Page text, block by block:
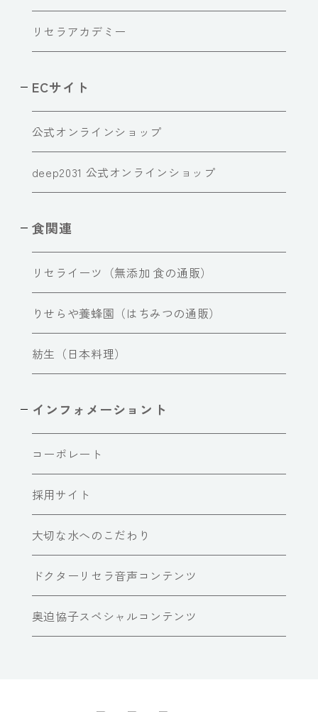
リセラアカデミー
ECサイト
公式オンラインショップ
deep2031 公式オンラインショップ
食関連
リセライーツ（無添加 食の通販）
りせらや養蜂園（はちみつの通販）
紡生（日本料理）
インフォメーショント
コーポレート
採用サイト
大切な水へのこだわり
ドクターリセラ音声コンテンツ
奥迫協子スペシャルコンテンツ